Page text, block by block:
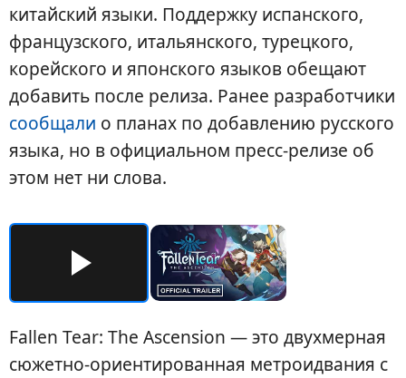
китайский языки. Поддержку испанского,
французского, итальянского, турецкого,
корейского и японского языков обещают
добавить после релиза. Ранее разработчики
сообщали о планах по добавлению русского
языка, но в официальном пресс-релизе об
этом нет ни слова.
Fallen Tear: The Ascension — это двухмерная
сюжетно-ориентированная метроидвания с